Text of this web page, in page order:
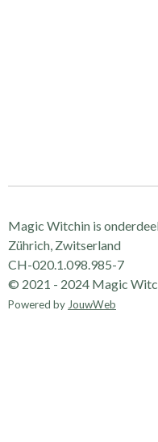
Magic Witchin is
Zührich, Zwitserland
CH-020.1.098.985-7
© 2021 - 2024 Magic
Powered by JouwWeb